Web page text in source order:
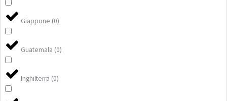
Giappone (0)
Guatemala (0)
Inghilterra (0)